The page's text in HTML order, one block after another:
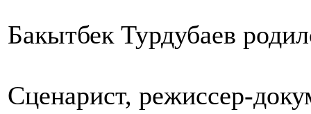
Бакытбек Турдубаев
Сценарист, режиссер-